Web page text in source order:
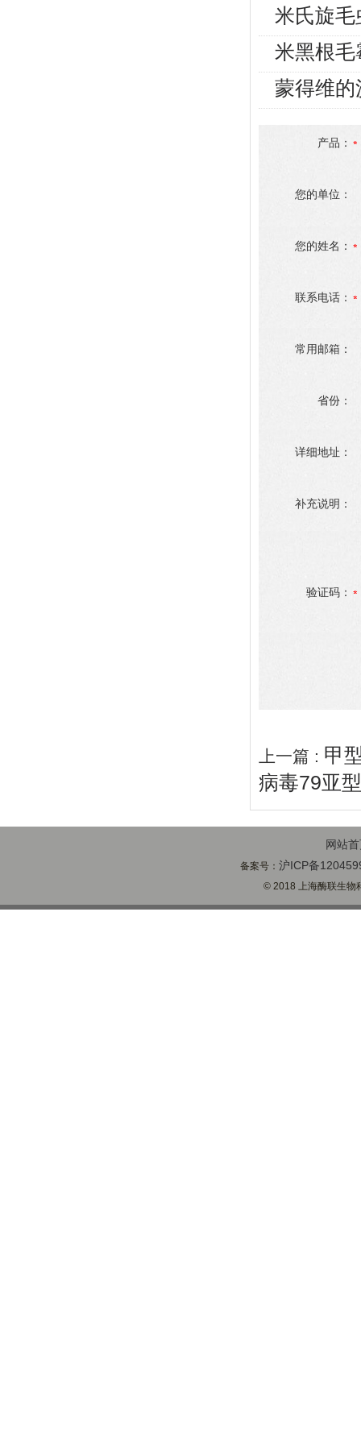
米氏旋
米黑根
蒙得维
产品：
您的单位：
您的姓名：
联系电话：
常用邮箱：
省份：
详细地址：
补充说明：
验证码：
上一篇 : 甲
病毒79亚
网站
备案号：沪ICP备
© 2018 上海酶联生物